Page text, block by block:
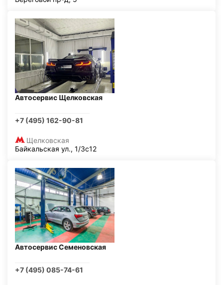
Автосервис Щелковская
+7 (495) 162-90-81
Щелковская
Байкальская ул., 1/3с12
Автосервис Семеновская
+7 (495) 085-74-61